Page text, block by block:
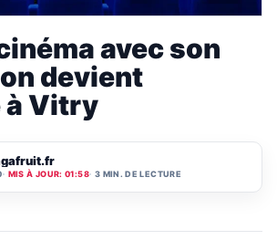
avec son
devient
à Vitry
MIS À JOUR: 01:58 3 MIN. DE LECTURE